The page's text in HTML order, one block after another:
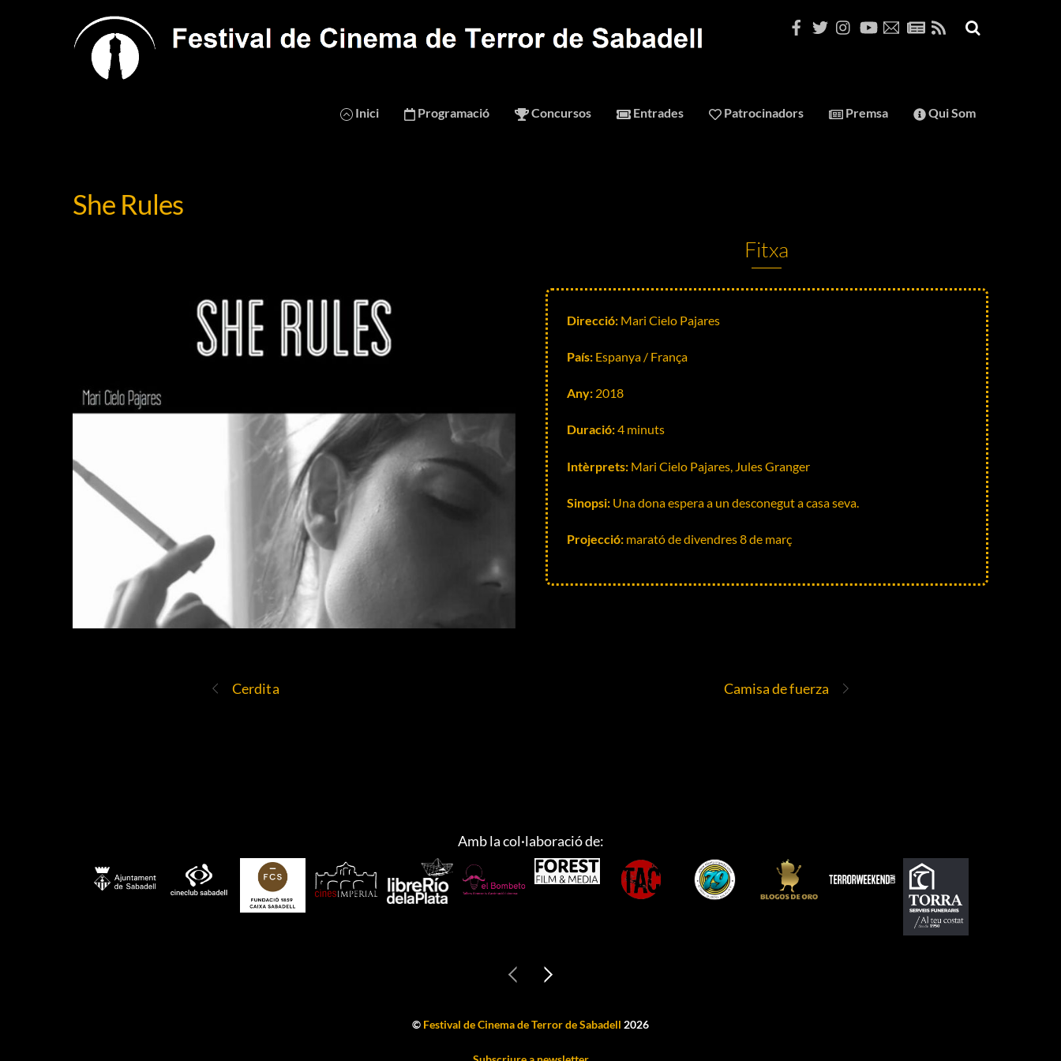
Inici Programació Concursos Entrades Patrocinadors Premsa Qui Som
She Rules
Fitxa
Direcció:Mari Cielo Pajares
País:Espanya / França
Any:2018
Duració:4 minuts
Intèrprets:Mari Cielo Pajares, Jules Granger
Sinopsi:Una dona espera a un desconegut a casa seva.
Projecció: marató de divendres 8 de març
Cerdita Camisa de fuerza
Amb la col·laboració de:
© Festival de Cinema de Terror de Sabadell 2026